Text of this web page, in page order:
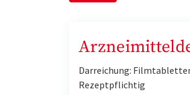
Darreichung:
Rezeptpflichtig